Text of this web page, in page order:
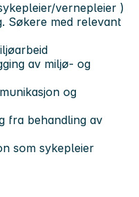
vernepleier )
Søkere med relevant
av miljø- og
og
fra behandling av
som sykepleier